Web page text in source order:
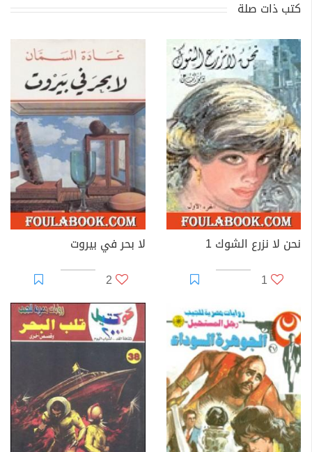
كتب ذات صلة
نحن لا نزرع الشوك 1
1
لا بحر في بيروت
2